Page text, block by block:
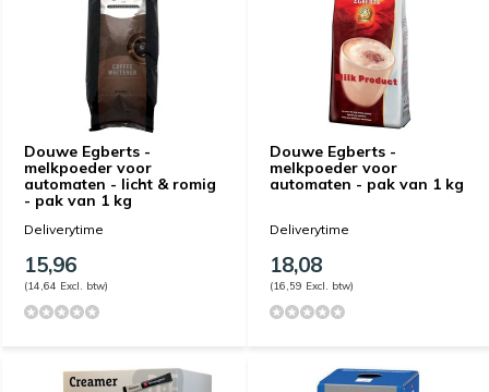
Douwe Egberts -
melkpoeder voor
automaten - licht & romig
- pak van 1 kg
Deliverytime
15,96
(14,64 Excl. btw)
Douwe Egberts -
melkpoeder voor
automaten - pak van 1 kg
Deliverytime
18,08
(16,59 Excl. btw)